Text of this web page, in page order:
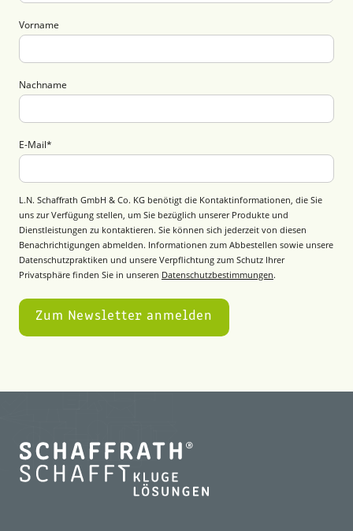
Vorname
Nachname
E-Mail*
L.N. Schaffrath GmbH & Co. KG benötigt die Kontaktinformationen, die Sie
uns zur Verfügung stellen, um Sie bezüglich unserer Produkte und
Dienstleistungen zu kontaktieren. Sie können sich jederzeit von diesen
Benachrichtigungen abmelden. Informationen zum Abbestellen sowie unsere
Datenschutzpraktiken und unsere Verpflichtung zum Schutz Ihrer
Privatsphäre finden Sie in unseren Datenschutzbestimmungen.